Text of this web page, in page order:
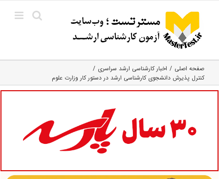
content
صفحه اصلی
اخبار کارشناسی ارشد سراسری
کنترل پذیرش دانشجوی کارشناسی ارشد در دستور کار وزارت علوم